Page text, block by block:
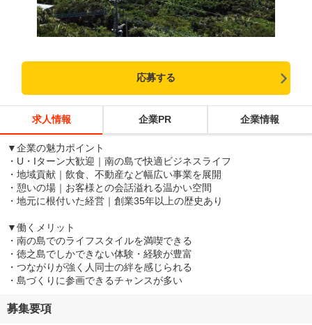
応募する
求人情報 企業PR 企業情報
▼企業の魅力ポイント
・U・Iターン大歓迎｜南の島で快適ビジネスライフ
・地域貢献｜飲食、不動産など幅広い事業を展開
・憩いの場｜お客様との会話溢れる温かい空間
・地元に根付いた経営｜創業35年以上の歴史あり
▼働くメリット
・南の島でのライフスタイルを満喫できる
・徳之島でしかできない体験・経験が豊富
・つながりが強く人同士の絆を感じられる
・島づくりに参画できるチャンスが多い
募集要項